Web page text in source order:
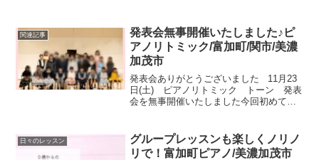
関連記事
発表会無事開催いたしました♪ピ
アノリトミック/富加町/関市/美濃
加茂市
発表会ありがとうございました 11月23
日(土) ピアノリトミック トーン 発表
会を無事開催いたしました今回初めて、
初めての発表会となります4部に分けて、
小さなお子...
日々のレッスン
グループレッスンも楽しくノリノ
リで！富加町ピアノ/美濃加茂市